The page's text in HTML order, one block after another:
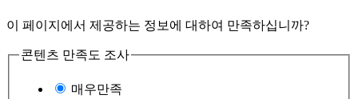
이 페이지에서 제공하는 정보에 대하여 만족하십니까?
콘텐츠 만족도 조사
매우만족